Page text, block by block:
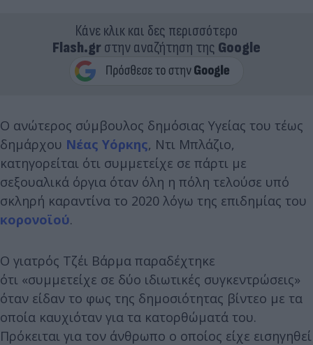
Κάνε κλικ και δες περισσότερο
Flash.grστην αναζήτηση της Google
Ο ανώτερος σύμβουλος δημόσιας Υγείας του τέως
δημάρχου Νέας Υόρκης, Ντι Μπλάζιο,
κατηγορείται ότι συμμετείχε σε πάρτι με
σεξουαλικά όργια όταν όλη η πόλη τελούσε υπό
σκληρή καραντίνα το 2020 λόγω της επιδημίας του
κορονοϊού.
Ο γιατρός Τζέι Βάρμα παραδέχτηκε
ότι «συμμετείχε σε δύο ιδιωτικές συγκεντρώσεις»
όταν είδαν το φως της δημοσιότητας βίντεο με τα
οποία καυχιόταν για τα κατορθώματά του.
Πρόκειται για τον άνθρωπο ο οποίος είχε εισηγηθεί